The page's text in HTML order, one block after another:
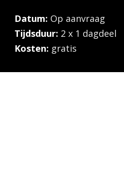
Datum: Op aanvraag
Tijdsduur: 2 x 1 dagdeel
Kosten: gratis